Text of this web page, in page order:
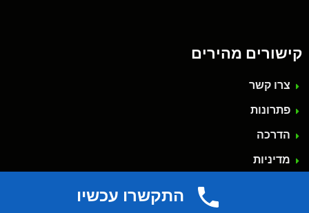
קישורים מהירים
צרו קשר
פתרונות
הדרכה
מדיניות
התקשרו עכשיו